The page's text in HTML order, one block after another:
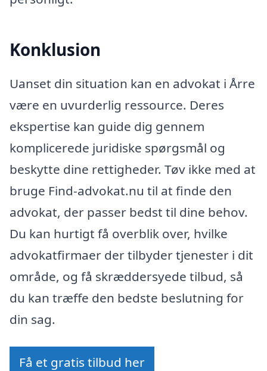
Konklusion
Uanset din situation kan en advokat i Årre
være en uvurderlig ressource. Deres
ekspertise kan guide dig gennem
komplicerede juridiske spørgsmål og
beskytte dine rettigheder. Tøv ikke med at
bruge Find-advokat.nu til at finde den
advokat, der passer bedst til dine behov.
Du kan hurtigt få overblik over, hvilke
advokatfirmaer der tilbyder tjenester i dit
område, og få skræddersyede tilbud, så
du kan træffe den bedste beslutning for
din sag.
Få et gratis tilbud her